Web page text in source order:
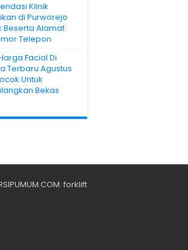
Klinik
di Purworejo
Beserta Alamat
Telepon
Facial Di
Terbaru Agustus
Untuk
Bekas
. forklift